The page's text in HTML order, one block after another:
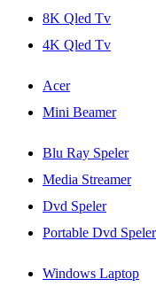
8K Qled Tv
4K Qled Tv
Acer
Mini Beamer
Blu Ray Speler
Media Streamer
Dvd Speler
Portable Dvd Speler
Windows Laptop